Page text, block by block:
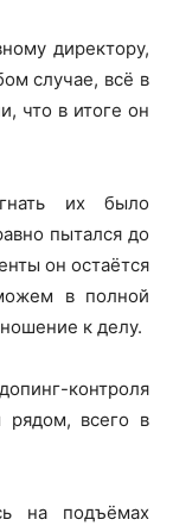
директору,
случае, всё в
что в итоге он
их было
пытался до
он остаётся
в полной
к делу.
контроля
всего в
на подъёмах